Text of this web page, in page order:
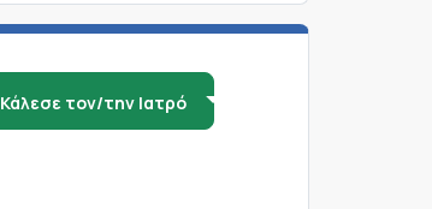
Κάλεσε τον/την Ιατρό